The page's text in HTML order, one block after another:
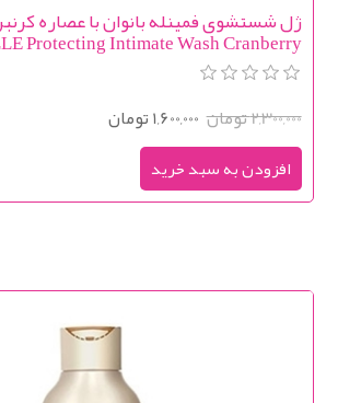
ژل شستشوی فمینله بانوان با عصاره
Protecting Intimate Wash Cranberry
2,300,000 تومان 1,600,000 تومان